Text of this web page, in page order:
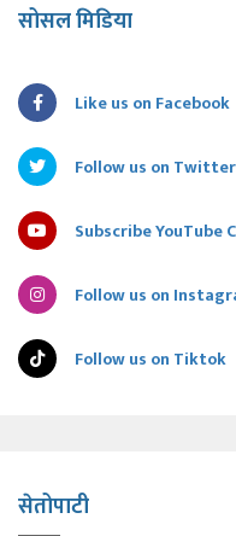
सोसल मिडिया
Like us on Facebook
Follow us on Twitter
Subscribe YouTube
Follow us on
Follow us on Tiktok
सेतोपाटी